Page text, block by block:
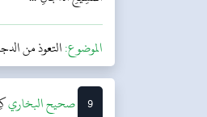
الموضوع:التعوذ من
9 ‌‌صحيح البخاري